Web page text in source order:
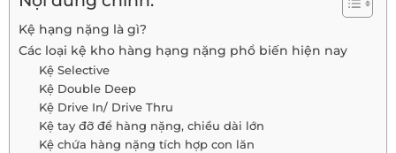
Kệ hạng nặng là gì?
Các loại kệ kho hàng hạng nặng phổ biến hiện nay
Kệ Selective
Kệ Double Deep
Kệ Drive In/ Drive Thru
Kệ tay đỡ để hàng nặng, chiều dài lớn
Kệ chứa hàng nặng tích hợp con lăn